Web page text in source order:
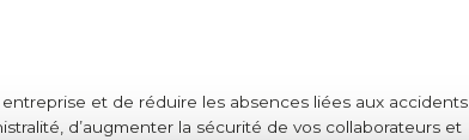
et de réduire les absences liées aux accidents.
d’augmenter la sécurité de vos collaborateurs et